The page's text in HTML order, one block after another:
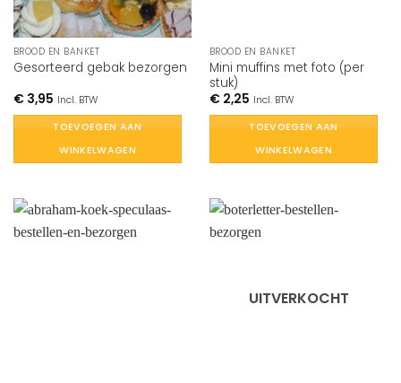
BROOD EN BANKET
Gesorteerd gebak bezorgen
€3,95 Incl. BTW
TOEVOEGEN AAN
WINKELWAGEN
BROOD EN BANKET
Mini muffins met foto (per
stuk)
€2,25 Incl. BTW
TOEVOEGEN AAN
WINKELWAGEN
UITVERKOCHT